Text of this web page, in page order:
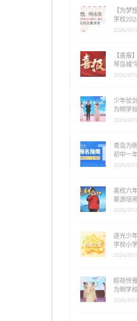
【为
学校
2026/07/
【喜报
琴岛城
2026/07/
少年仗
为明学
2026/07/
青岛为
初中一
2026/07/
离校六
蔡源培
2026/07/
逐光少
学校小
2026/07/
粽荷传
为明学
2026/07/